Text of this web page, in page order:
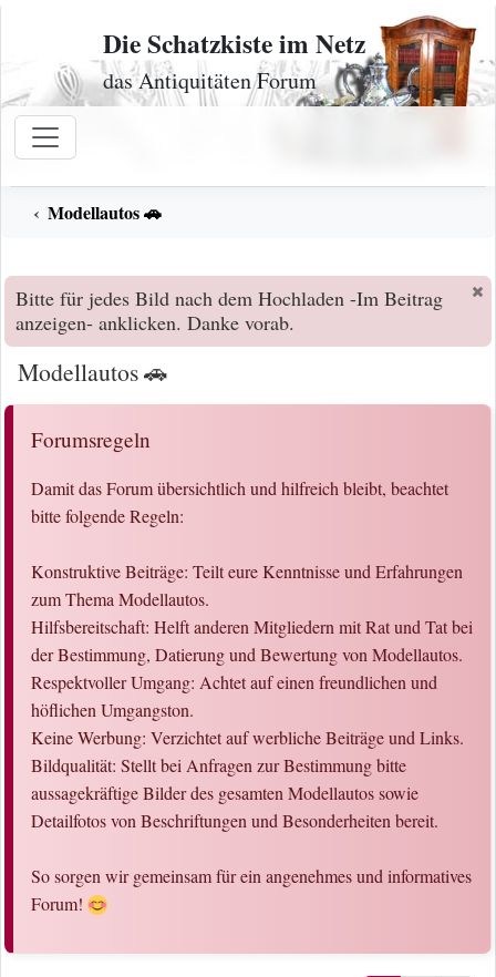
Zum Inhalt
Die Schatzkiste im Netz
das Antiquitäten Forum
Modellautos 🚗
Bitte für jedes Bild nach dem Hochladen -Im Beitrag
anzeigen- anklicken. Danke vorab.
Modellautos 🚗
Forumsregeln
Damit das Forum übersichtlich und hilfreich bleibt, beachtet
bitte folgende Regeln:
Konstruktive Beiträge: Teilt eure Kenntnisse und Erfahrungen
zum Thema Modellautos.
Hilfsbereitschaft: Helft anderen Mitgliedern mit Rat und Tat bei
der Bestimmung, Datierung und Bewertung von Modellautos.
Respektvoller Umgang: Achtet auf einen freundlichen und
höflichen Umgangston.
Keine Werbung: Verzichtet auf werbliche Beiträge und Links.
Bildqualität: Stellt bei Anfragen zur Bestimmung bitte
aussagekräftige Bilder des gesamten Modellautos sowie
Detailfotos von Beschriftungen und Besonderheiten bereit.
So sorgen wir gemeinsam für ein angenehmes und informatives
Forum!